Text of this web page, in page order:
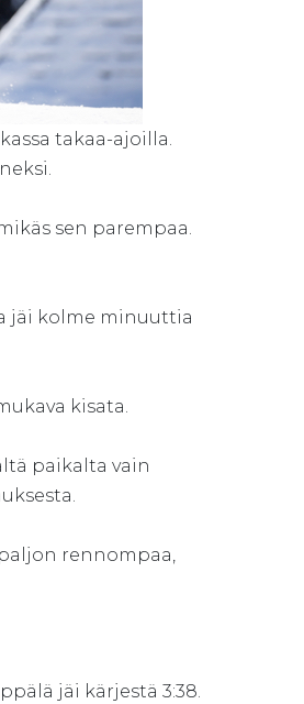
takaa-ajoilla.
sen parempaa.
jäi kolme minuuttia
kisata.
paikalta vain
rennompaa,
jäi kärjestä 3:38.